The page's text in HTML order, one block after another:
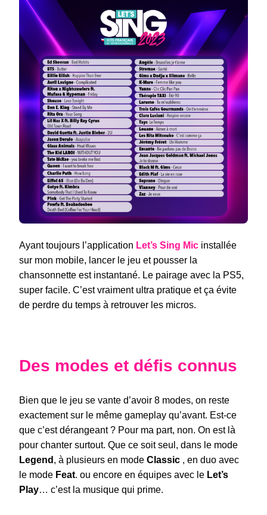
Ayant toujours l’application Let’s Sing Mic installée
sur mon mobile, lancer le jeu et pousser la
chansonnette est instantané. Le pairage avec la PS5,
super facile. C’est vraiment ultra pratique et ça évite
de perdre du temps à retrouver les micros.
Des modes et défis connus
Bien que le jeu se vante d’avoir 8 modes, on reste
exactement sur le même gameplay qu’avant. Est-ce
que c’est dérangeant ? Pour ma part, non. On est là
pour chanter surtout. Que ce soit seul, dans le mode
Legend , à plusieurs en mode Classic , en duo avec
le mode Feat. ou encore en équipes avec le Let’s
Play… c’est la musique qui prime.